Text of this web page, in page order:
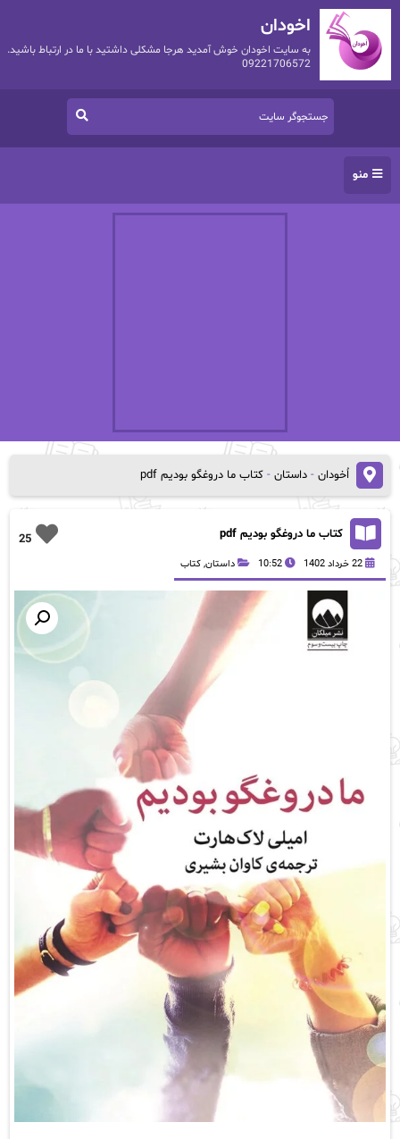
اخودان
به سایت اخودان خوش آمدید هرجا مشکلی داشتید با ما در ارتباط باشید.
09221706572
منو
اُخودان- داستان- کتاب ما دروغگو بودیم pdf
25 کتاب ما دروغگو بودیم pdf
22 خرداد 1402 10:52 داستان, کتاب